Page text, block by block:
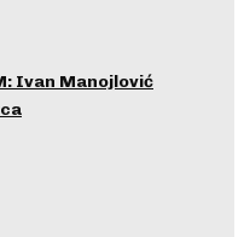
Ivan Manojlović